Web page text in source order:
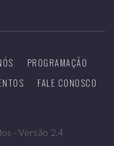
PROGRAMAÇÃO
FALE CONOSCO
- Versão 2.4